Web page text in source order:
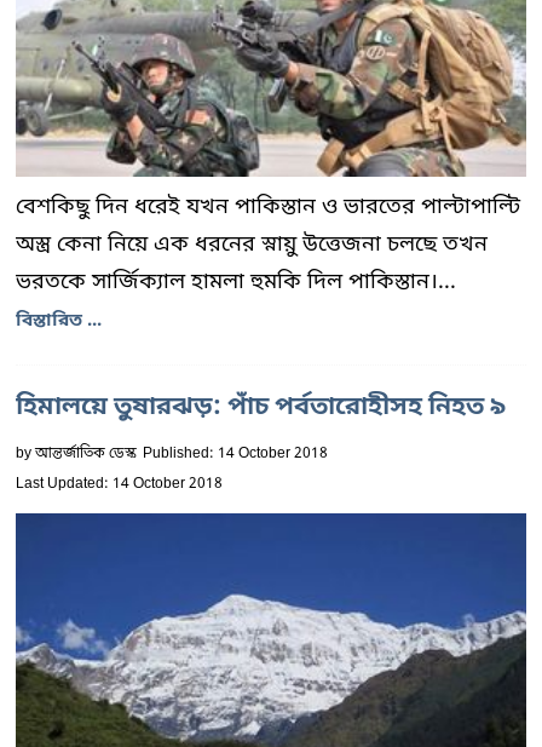
বেশকিছু দিন ধরেই যখন পাকিস্তান ও ভারতের পাল্টাপাল্টি
অস্ত্র কেনা নিয়ে এক ধরনের স্নায়ু উত্তেজনা চলছে তখন
ভরতকে সার্জিক্যাল হামলা হুমকি দিল পাকিস্তান।...
বিস্তারিত ...
হিমালয়ে তুষারঝড়: পাঁচ পর্বতারোহীসহ নিহত ৯
byআন্তর্জাতিক ডেস্ক Published: 14 October 2018
Last Updated: 14 October 2018